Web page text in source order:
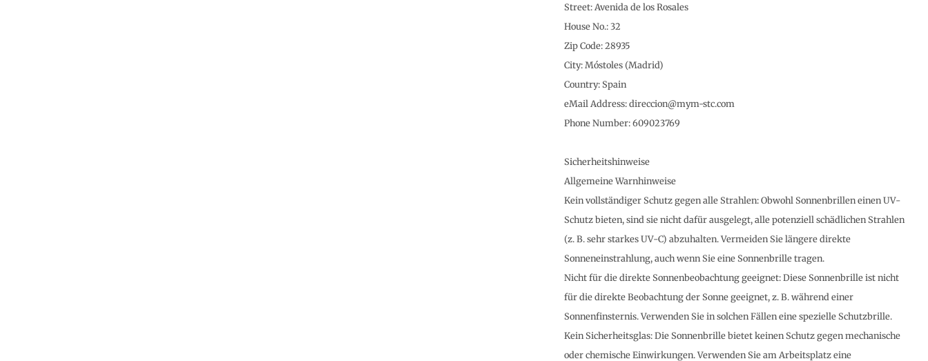
Street: Avenida de los Rosales
House No.: 32
Zip Code: 28935
City: Móstoles (Madrid)
Country: Spain
eMail Address: direccion@mym-stc.com
Phone Number: 609023769
Sicherheitshinweise
Allgemeine Warnhinweise
Kein vollständiger Schutz gegen alle Strahlen: Obwohl Sonnenbrillen einen UV-
Schutz bieten, sind sie nicht dafür ausgelegt, alle potenziell schädlichen Strahlen
(z. B. sehr starkes UV-C) abzuhalten. Vermeiden Sie längere direkte
Sonneneinstrahlung, auch wenn Sie eine Sonnenbrille tragen.
Nicht für die direkte Sonnenbeobachtung geeignet: Diese Sonnenbrille ist nicht
für die direkte Beobachtung der Sonne geeignet, z. B. während einer
Sonnenfinsternis. Verwenden Sie in solchen Fällen eine spezielle Schutzbrille.
Kein Sicherheitsglas: Die Sonnenbrille bietet keinen Schutz gegen mechanische
oder chemische Einwirkungen. Verwenden Sie am Arbeitsplatz eine